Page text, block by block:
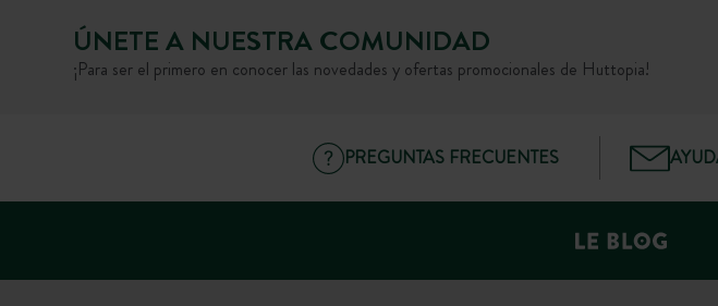
ÚNETE A NUESTRA COMUNIDAD
¡Para ser el primero en conocer las novedades y ofertas promocionales de Huttopia!
PREGUNTAS FRECUENTES